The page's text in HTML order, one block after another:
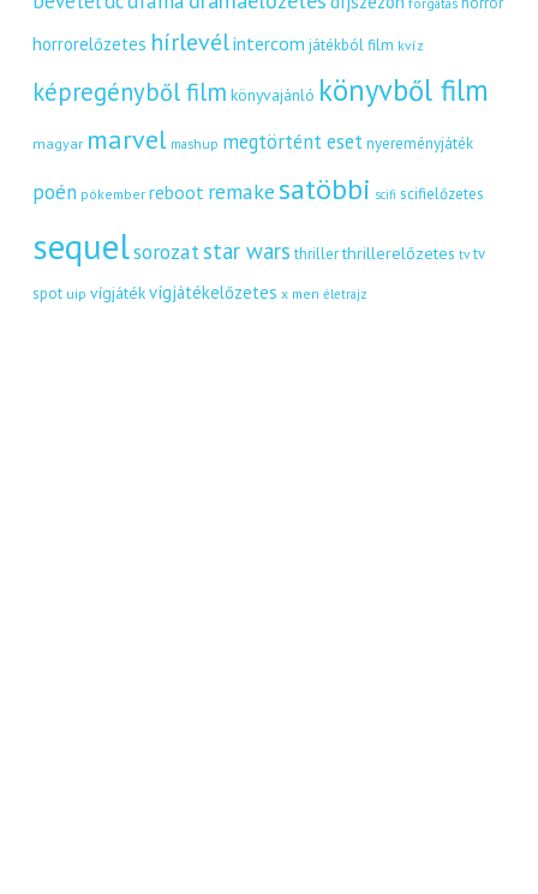
horrorelőzetes hírlevélintercom játékból film kvíz
képregényből film könyvajánló könyvből film
magyar marvel mashup megtörtént eset nyereményjáték
poén pókember reboot remakesatöbbi scifi scifielőzetes
sequelsorozatstar wars thriller thrillerelőzetes tv tv
spot uip vígjátékvígjátékelőzetes x men életrajz